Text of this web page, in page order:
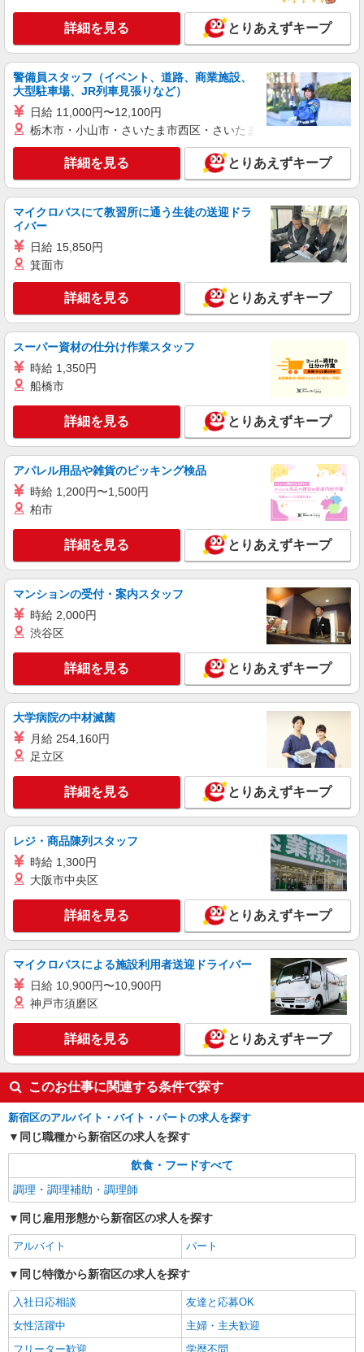
時給1,700円以上 試用期間中 時給1,700円以上
(試用期間2ヶ月) 残業が発生した場合、残業代を1
分単位で別途支給します。
11）
キープ 詳細を見る
アルバイト パート
コンパスグループ・ジャパン株式会社 21760_p
調理補助【アルバイト・パート】
時給1,280円以上 試用期間中 時給1,280円以上
(試用期間2ヶ月) 残業が発生した場合、残業代を1
大成建設本社 （東京都新宿区西新宿1-25-1
詳細を見る
アルバイト パート
コンパスグループ・ジャパン株式会社 39324_p
分単位で別途支給します。
グランダ神楽坂 （東京都新宿区水道町1番3
号 グランダ神楽坂）
キープ 詳細を見る
アルバイト
コンパスグループ・ジャパン株式会社 21568_p
調理補助【アルバイト・パート】
時給1,400円以上 試用期間中 時給1,400円以上
(試用期間2ヶ月) 残業が発生した場合、残業代を1
分単位で別途支給します。
楽天新宿イーストサイドスクエア （東京都新
宿区新宿6-27-30 新宿ESS16F）
詳細を見る
コンパスグループ・ジャパン株式会社 31905_p
調理員【アルバイト・パート】
東京都庁 （東京都新宿区西新宿2‐8‐1 東京
都庁第一本庁舎32階）
キープ 詳細を見る
アルバイト パート
コンパスグループ・ジャパン株式会社 20418_p
調理補助【アルバイト・パート】
時給1,300円以上 試用期間中 時給1,300円以上
(試用期間2ヶ月) 残業が発生した場合、残業代を1
分単位で別途支給します。
新宿ルミネ2店キャフェ （東京都新宿区新宿
3-38-2 新宿ルミネ2 3階）
キープ 詳細を見る
パート
コンパスグループ・ジャパン株式会社 21760_p
調理員【アルバイト・パート】
時給1,450円以上 試用期間中 時給1,450円以上
(試用期間2ヶ月) 残業が発生した場合、残業代を1
分単位で別途支給します。
大成建設本社 （東京都新宿区西新宿1-25-1
新宿センタービル6階）
キープ 詳細を見る
詳細を見る とりあえずキープ
警備員スタッフ（イベント、道路、商業施設、
大型駐車場、JR列車見張りなど）
日給 11,000円〜12,100円
栃木市・小山市・さいたま市西区・さいたま市岩槻区・久喜市・
詳細を見る とりあえずキープ
マイクロバスにて教習所に通う生徒の送迎ドラ
イバー
日給 15,850円
箕面市
詳細を見る とりあえずキープ
スーパー資材の仕分け作業スタッフ
時給 1,350円
船橋市
詳細を見る とりあえずキープ
アパレル用品や雑貨のピッキング検品
時給 1,200円〜1,500円
柏市
詳細を見る とりあえずキープ
マンションの受付・案内スタッフ
時給 2,000円
渋谷区
詳細を見る とりあえずキープ
大学病院の中材滅菌
月給 254,160円
足立区
詳細を見る とりあえずキープ
レジ・商品陳列スタッフ
時給 1,300円
大阪市中央区
詳細を見る とりあえずキープ
マイクロバスによる施設利用者送迎ドライバー
日給 10,900円〜10,900円
神戸市須磨区
詳細を見る とりあえずキープ
このお仕事に関連する条件で探す
新宿区のアルバイト・バイト・パートの求人を探す
同じ職種から新宿区の求人を探す
飲食・フードすべて
調理・調理補助・調理師
同じ雇用形態から新宿区の求人を探す
アルバイト パート
同じ特徴から新宿区の求人を探す
入社日応相談
友達と応募OK
女性活躍中
主婦・主夫歓迎
フリーター歓迎
学歴不問